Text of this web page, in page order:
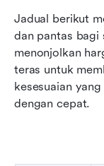
Jadual berikut
dan pantas bagi
menonjolkan
teras untuk
kesesuaian
dengan cepat.